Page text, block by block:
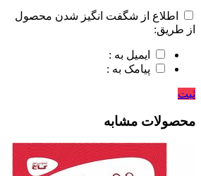
اطلاع از شگفت انگیز شدن محصول
از طریق:
ایمیل به :
پیامک به :
ثبت
محصولات مشابه